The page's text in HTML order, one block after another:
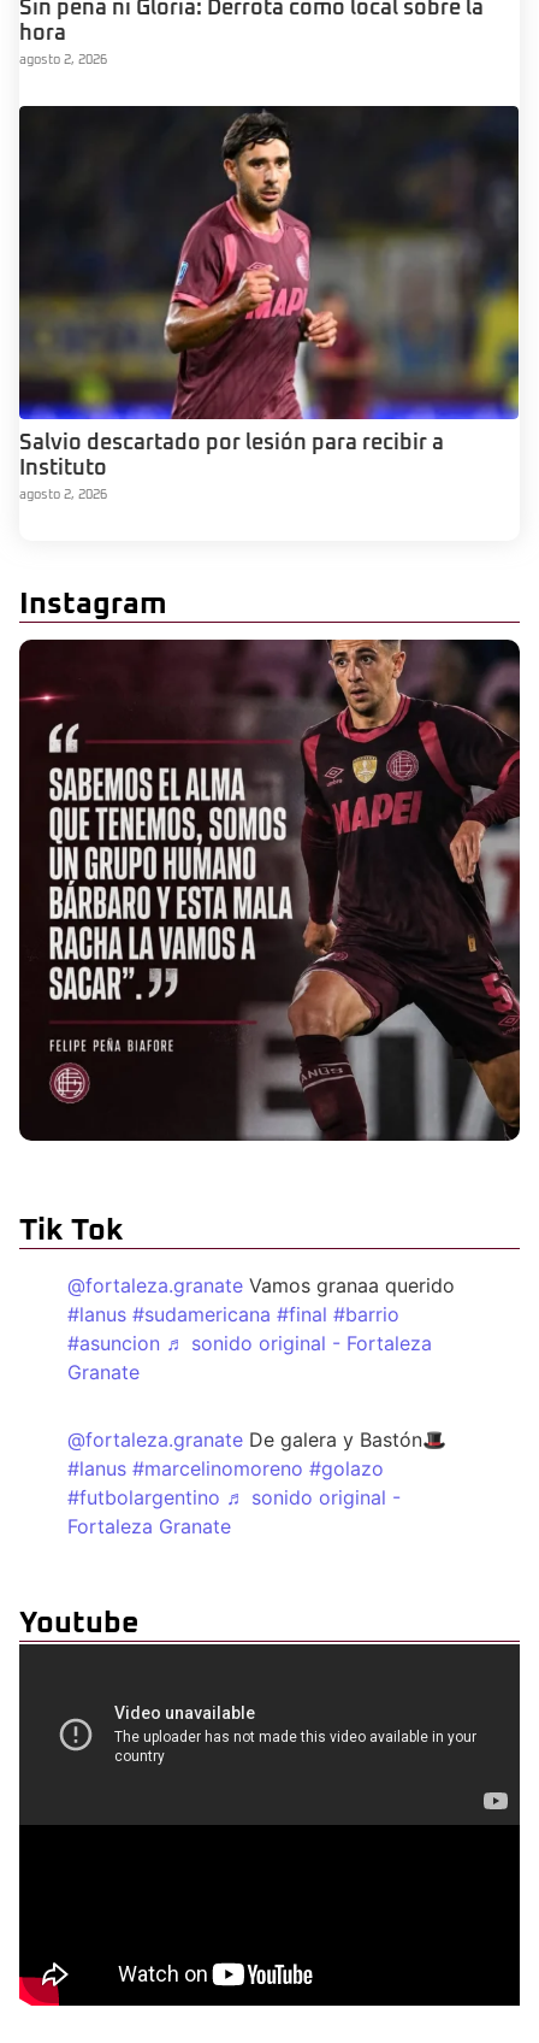
Sin pena ni Gloria: Derrota como local sobre la
hora
agosto 2, 2026
Salvio descartado por lesión para recibir a
Instituto
agosto 2, 2026
Instagram
Tik Tok
@fortaleza.granate Vamos granaa querido
#lanus #sudamericana #final #barrio
#asuncion ♬ sonido original - Fortaleza
Granate
@fortaleza.granate De galera y Bastón🎩
#lanus #marcelinomoreno #golazo
#futbolargentino ♬ sonido original -
Fortaleza Granate
Youtube